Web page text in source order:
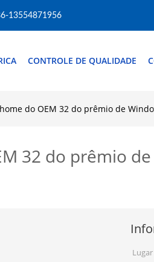
13554871956
CONTROLE DE QUALIDADE
do OEM 32 do prêmio de
32 do prêmio